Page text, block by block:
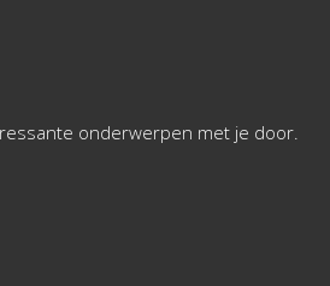
onderwerpen met je door.